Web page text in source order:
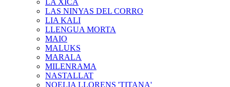
LA XICA
LAS NINYAS DEL CORRO
LIA KALI
LLENGUA MORTA
MAIO
MALUKS
MARALA
MILENRAMA
NASTALLAT
NOELIA LLORENS 'TITANA'